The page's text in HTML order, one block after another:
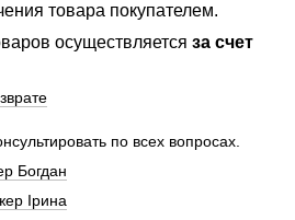
товара покупателем.
осуществляется за счет
по всех вопросах.
Богдан
Ірина